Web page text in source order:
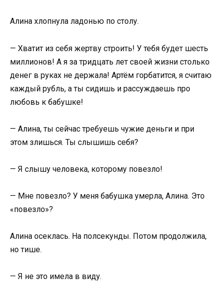
Алина хлопнула ладонью по столу.
— Хватит из себя жертву строить! У тебя будет шесть
миллионов! А я за тридцать лет своей жизни столько
денег в руках не держала! Артём горбатится, я считаю
каждый рубль, а ты сидишь и рассуждаешь про
любовь к бабушке!
— Алина, ты сейчас требуешь чужие деньги и при
этом злишься. Ты слышишь себя?
— Я слышу человека, которому повезло!
— Мне повезло? У меня бабушка умерла, Алина. Это
«повезло»?
Алина осеклась. На полсекунды. Потом продолжила,
но тише.
— Я не это имела в виду.